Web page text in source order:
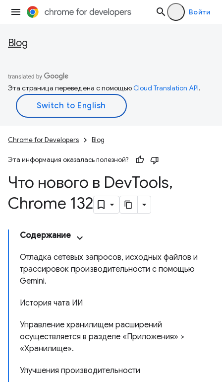
Войти
Blog
Эта страница переведена с помощьюCloud Translation API.
Chrome for Developers Blog
Эта информация оказалась полезной?
Что нового в DevTools,
Chrome 132
Содержание
Отладка сетевых запросов, исходных файлов и
трассировок производительности с помощью
Gemini.
История чата ИИ
Управление хранилищем расширений
осуществляется в разделе «Приложения» >
«Хранилище».
Улучшения производительности